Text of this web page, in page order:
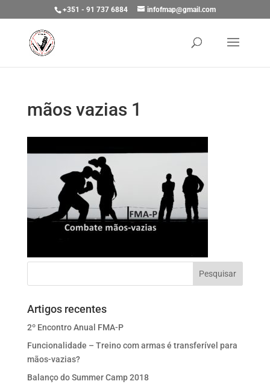
+351 - 91 737 6884 infofmap@gmail.com
mãos vazias 1
Artigos recentes
2º Encontro Anual FMA-P
Funcionalidade – Treino com armas é transferível para
mãos-vazias?
Balanço do Summer Camp 2018